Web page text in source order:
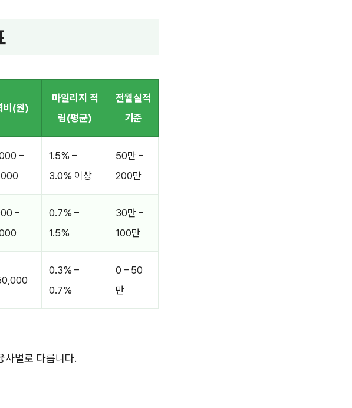
비(원)
마일리지 적
립(평균)
전월실적
기준
–
1.5% –
3.0% 이상
50만 –
200만
–
0.7% –
1.5%
30만 –
100만
0.3% –
0.7%
0 – 50
만
사별로 다릅니다.